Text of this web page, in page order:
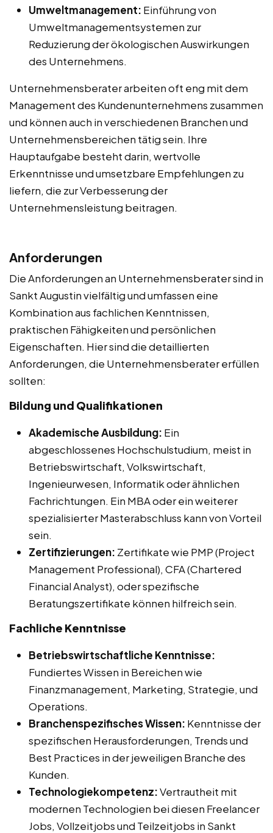
Umweltmanagement: Einführung von
Umweltmanagementsystemen zur
Reduzierung der ökologischen Auswirkungen
des Unternehmens.
Unternehmensberater arbeiten oft eng mit dem
Management des Kundenunternehmens zusammen
und können auch in verschiedenen Branchen und
Unternehmensbereichen tätig sein. Ihre
Hauptaufgabe besteht darin, wertvolle
Erkenntnisse und umsetzbare Empfehlungen zu
liefern, die zur Verbesserung der
Unternehmensleistung beitragen.
Anforderungen
Die Anforderungen an Unternehmensberater sind in
Sankt Augustin vielfältig und umfassen eine
Kombination aus fachlichen Kenntnissen,
praktischen Fähigkeiten und persönlichen
Eigenschaften. Hier sind die detaillierten
Anforderungen, die Unternehmensberater erfüllen
sollten:
Bildung und Qualifikationen
Akademische Ausbildung: Ein
abgeschlossenes Hochschulstudium, meist in
Betriebswirtschaft, Volkswirtschaft,
Ingenieurwesen, Informatik oder ähnlichen
Fachrichtungen. Ein MBA oder ein weiterer
spezialisierter Masterabschluss kann von Vorteil
sein.
Zertifizierungen: Zertifikate wie PMP (Project
Management Professional), CFA (Chartered
Financial Analyst), oder spezifische
Beratungszertifikate können hilfreich sein.
Fachliche Kenntnisse
Betriebswirtschaftliche Kenntnisse:
Fundiertes Wissen in Bereichen wie
Finanzmanagement, Marketing, Strategie, und
Operations.
Branchenspezifisches Wissen: Kenntnisse der
spezifischen Herausforderungen, Trends und
Best Practices in der jeweiligen Branche des
Kunden.
Technologiekompetenz:Vertrautheit mit
modernen Technologien bei diesen Freelancer
Jobs, Vollzeitjobs und Teilzeitjobs in Sankt